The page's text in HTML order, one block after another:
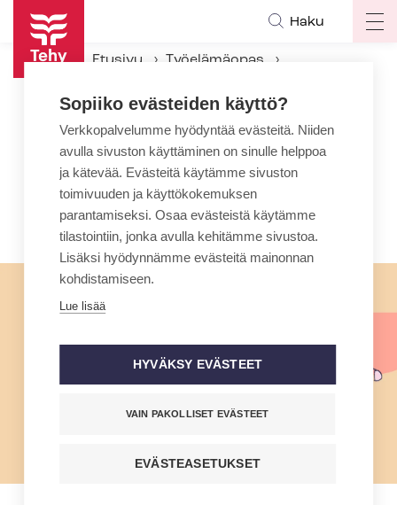
Hyppää
pääsisältöön
Haku
Etusivu
Työelämäopas
Loma-ajan palkka
Loma-ajan palkka
Vuosiloman ajalta työntekijä saa yleensä
samaa palkkaa, jota hän saa työstään.
Sopiiko evästeiden käyttö?
Verkkopalvelumme hyödyntää evästeitä. Niiden
avulla sivuston käyttäminen on sinulle helppoa
ja kätevää. Evästeitä käytämme sivuston
toimivuuden ja käyttökokemuksen
parantamiseksi. Osaa evästeistä käytämme
tilastointiin, jonka avulla kehitämme sivustoa.
Lisäksi hyödynnämme evästeitä mainonnan
kohdistamiseen.
Lue lisää
HYVÄKSY EVÄSTEET
VAIN PAKOLLISET EVÄSTEET
EVÄSTEASETUKSET